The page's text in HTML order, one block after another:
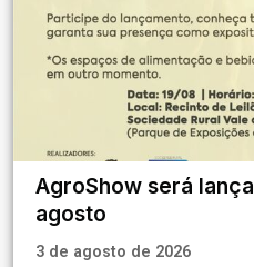
AgroShow será
agosto
3 de agosto de 2026